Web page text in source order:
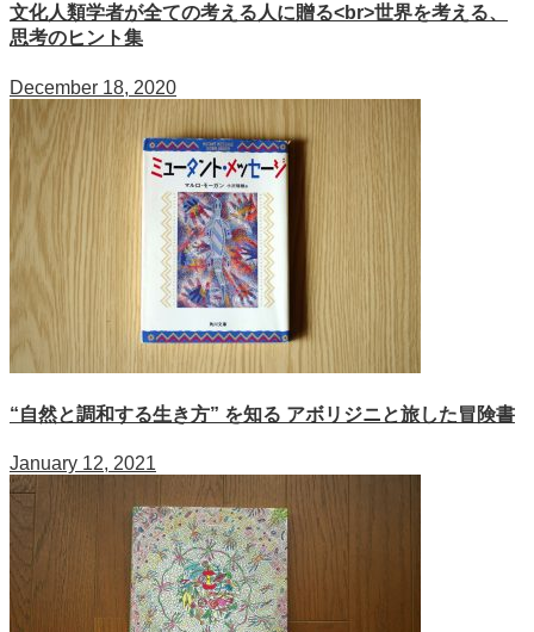
文化人類学者が全ての考える人に贈る<br>世界を考える、
思考のヒント集
December 18, 2020
“自然と調和する生き方” を知る アボリジニと旅した冒険書
January 12, 2021